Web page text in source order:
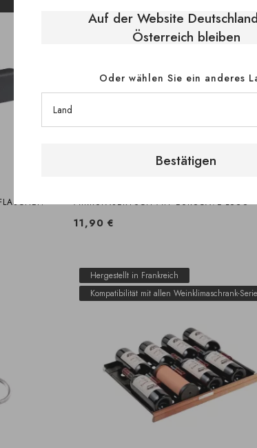
-
MIKROFASERTUCH MIT EUROCAVE-LOGO
11,90 €
Hergestellt in Frankreich
Kompatibilität mit allen Weinklimaschrank-
Auf der Website
Österreich bleiben
Oder wählen Sie ein anderes
Bestätigen